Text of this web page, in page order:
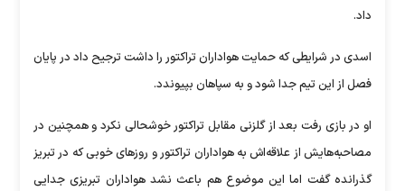
داد.
اسدی در شرایطی که حمایت هواداران تراکتور را داشت ترجیح داد در پایان
فصل از این تیم جدا شود و به سپاهان بپیوندد.
او در بازی رفت بعد از گلزنی مقابل تراکتور خوشحالی نکرد و همچنین در
مصاحبه‌هایش از علاقه‌اش به هواداران تراکتور و روزهای خوبی که در تبریز
گذرانده گفت اما این موضوع هم باعث نشد هواداران تبریزی جدایی